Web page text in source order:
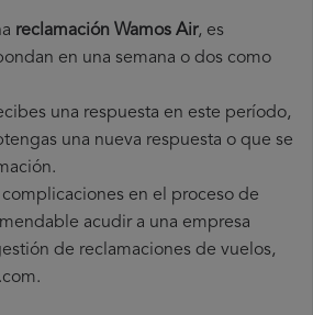
reclamación Wamos Air, es
en una semana o dos como
una respuesta en este período,
una nueva respuesta o que se
complicaciones en el proceso de
acudir a una empresa
de reclamaciones de vuelos,